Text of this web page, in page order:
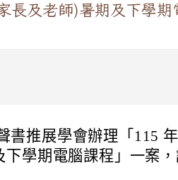
長及老師)暑期及下學期
推展學會辦理「115 年
學期電腦課程」一案，